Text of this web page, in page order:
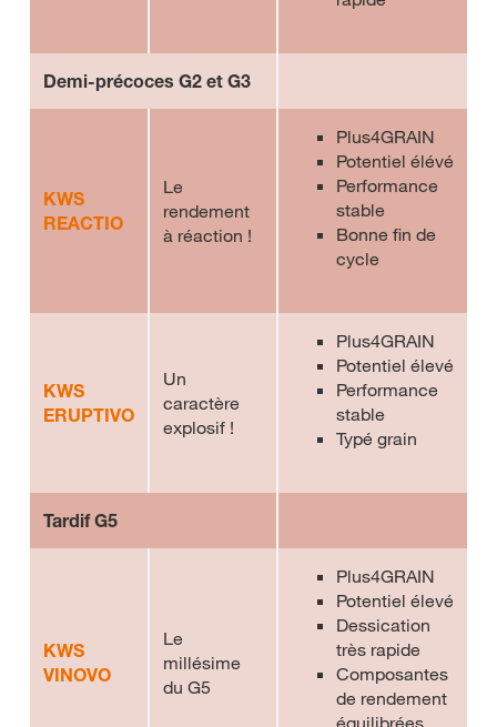
Demi-précoces G2 et G3
KWS
REACTIO
Le
rendement
à réaction !
Plus4GRAIN
Potentiel élévé
Performance
stable
Bonne fin de
cycle
KWS
ERUPTIVO
Un
caractère
explosif !
Plus4GRAIN
Potentiel élevé
Performance
stable
Typé grain
Tardif G5
KWS
VINOVO
Le
millésime
du G5
Plus4GRAIN
Potentiel élevé
Dessication
très rapide
Composantes
de rendement
équilibrées